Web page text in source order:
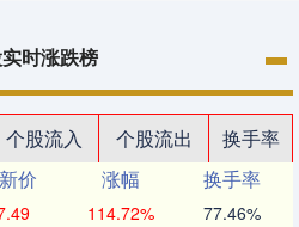
时涨跌榜
个股流入 个股流出
换手率
价 涨幅
换手率
114.72% 77.46%